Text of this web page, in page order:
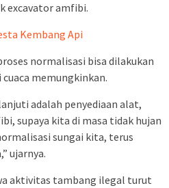
excavator amfibi.
Kembang Api
normalisasi bisa dilakukan
memungkinkan.
adalah penyediaan alat,
supaya kita di masa tidak hujan
sungai kita, terus
ujarnya.
aktivitas tambang ilegal turut